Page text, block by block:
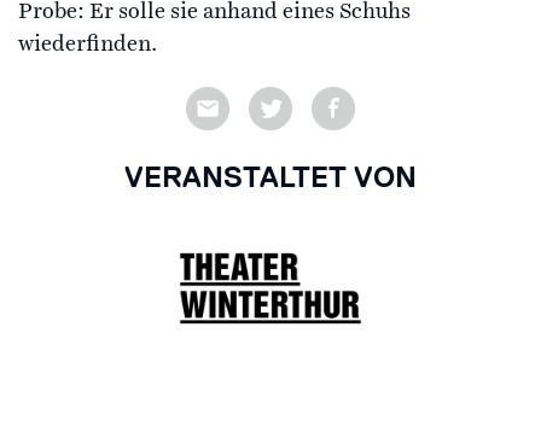
Probe: Er solle sie anhand eines Schuhs
wiederfinden.
VERANSTALTET VON